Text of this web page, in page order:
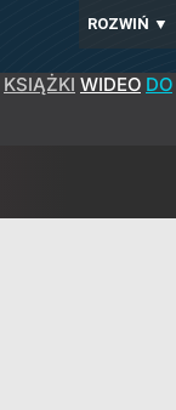
ROZWIŃ ▼
KSIĄŻKI WIDEO DO